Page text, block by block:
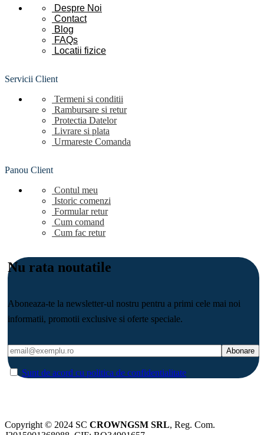
Despre Noi
Contact
Blog
FAQs
Locatii fizice
Servicii Client
Termeni si conditii
Rambursare si retur
Protectia Datelor
Livrare si plata
Urmareste Comanda
Panou Client
Contul meu
Istoric comenzi
Formular retur
Cum comand
Cum fac retur
Nu rata noutatile
Aboneaza-te la newsletter-ul nostru pentru a primi cele mai noi
informatii, promotii exclusive si oferte speciale.
Sunt de acord cu politica de confidentialitate
Copyright © 2024 SC CROWNGSM SRL, Reg. Com.